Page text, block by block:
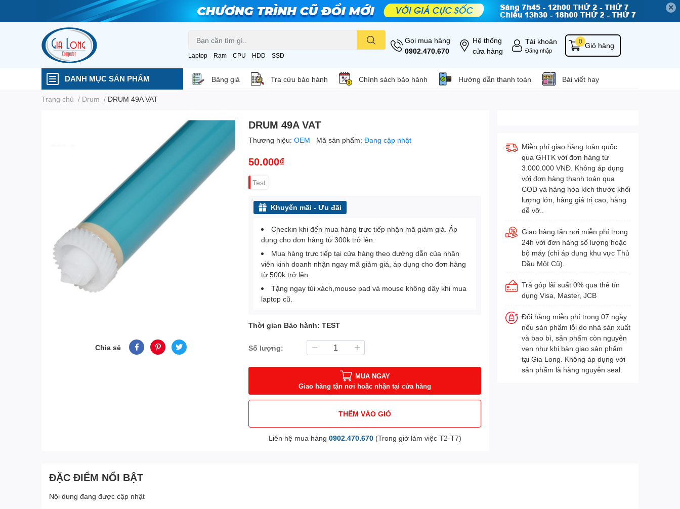
✕
Laptop Ram CPU HDD SSD
Gọi mua hàng
0902.470.670
Hệ thống
cửa hàng
Tài khoản
Đăng nhập
Giỏ hàng
0
DANH MỤC SẢN PHẨM Bảng giá Tra cứu bảo hành Chính sách bảo hành Hướng dẫn thanh toán Bài viết hay
Trang chủ / Drum / DRUM 49A VAT
Chia sẻ
DRUM 49A VAT
Thương hiệu:OEM Mã sản phẩm:Đang cập nhật
50.000₫
Test
Khuyến mãi - Ưu đãi
Checkin khi đến mua hàng trực tiếp nhận mã giảm giá. Áp
dụng cho đơn hàng từ 300k trở lên.
Mua hàng trực tiếp tại cửa hàng theo dướng dẫn của nhân
viên kinh doanh nhận ngay mã giảm giá, áp dụng cho đơn hàng
từ 500k trở lên.
Tặng ngay túi xách,mouse pad và mouse không dây khi mua
laptop cũ.
Thời gian Bảo hành: TEST
Số lượng:
MUA NGAY
Giao hàng tận nơi hoặc nhận tại cửa hàng
THÊM VÀO GIỎ
Liên hệ mua hàng 0902.470.670(Trong giờ làm việc T2-T7)
Miễn phí giao hàng toàn quốc
qua GHTK với đơn hàng từ
3.000.000 VNĐ. Không áp dụng
với đơn hàng thanh toán qua
COD và hàng hóa kích thước khối
lượng lớn, hàng giá trị cao, hàng
dễ vỡ..
Giao hàng tận nơi miễn phí trong
24h với đơn hàng số lượng hoặc
bộ máy (chỉ áp dụng khu vực Thủ
Dầu Một Cũ).
Trả góp lãi suất 0% qua thẻ tín
dụng Visa, Master, JCB
Đổi hàng miễn phí trong 07 ngày
nếu sản phẩm lỗi do nhà sản xuất
và bao bì, sản phẩm còn nguyên
vẹn như khi bàn giao sản phẩm
tại Gia Long. Không áp dụng với
sản phẩm là hàng nguyên seal.
ĐẶC ĐIỂM NỔI BẬT
Nội dung đang được cập nhật